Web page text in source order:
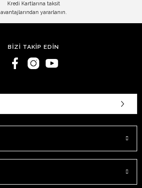
Kredi Kartlarına taksit
avantajlarından yararlanın.
BİZİ TAKİP EDİN